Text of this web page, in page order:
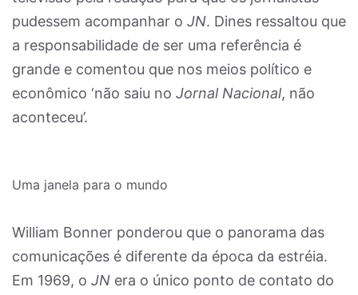
pudessem acompanhar o JN. Dines ressaltou que
a responsabilidade de ser uma referência é
grande e comentou que nos meios político e
econômico ‘não saiu no Jornal Nacional, não
aconteceu’.
Uma janela para o mundo
William Bonner ponderou que o panorama das
comunicações é diferente da época da estréia.
Em 1969, o JN era o único ponto de contato do